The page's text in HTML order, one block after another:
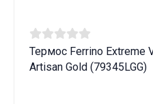
Термос Ferrino Extreme
Artisan Gold (79345LGG)